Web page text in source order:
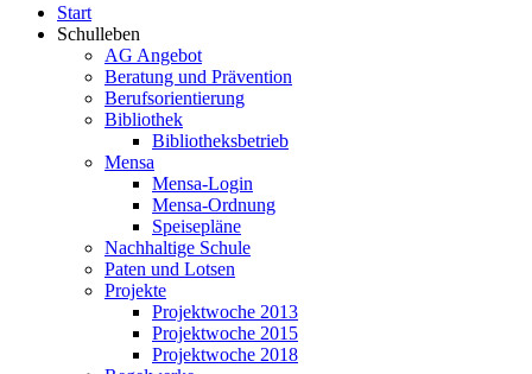
Start
Schulleben
AG Angebot
Beratung und Prävention
Berufsorientierung
Bibliothek
Bibliotheksbetrieb
Mensa
Mensa-Login
Mensa-Ordnung
Speisepläne
Nachhaltige Schule
Paten und Lotsen
Projekte
Projektwoche 2013
Projektwoche 2015
Projektwoche 2018